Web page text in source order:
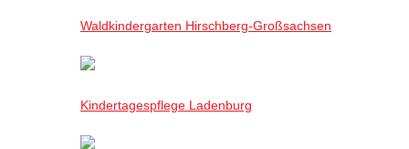
Waldkindergarten Hirschberg-Großsachsen
Kindertagespflege Ladenburg